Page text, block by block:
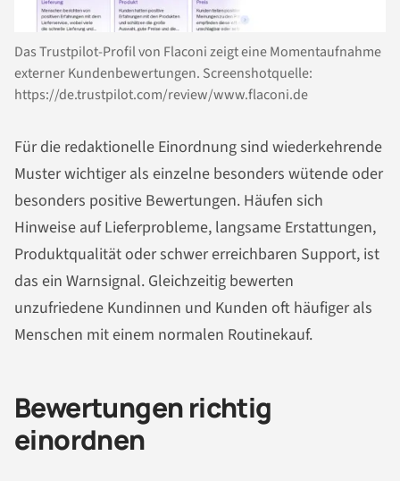
Das Trustpilot-Profil von Flaconi zeigt eine Momentaufnahme
externer Kundenbewertungen. Screenshotquelle:
https://de.trustpilot.com/review/www.flaconi.de
Für die redaktionelle Einordnung sind wiederkehrende
Muster wichtiger als einzelne besonders wütende oder
besonders positive Bewertungen. Häufen sich
Hinweise auf Lieferprobleme, langsame Erstattungen,
Produktqualität oder schwer erreichbaren Support, ist
das ein Warnsignal. Gleichzeitig bewerten
unzufriedene Kundinnen und Kunden oft häufiger als
Menschen mit einem normalen Routinekauf.
Bewertungen richtig
einordnen